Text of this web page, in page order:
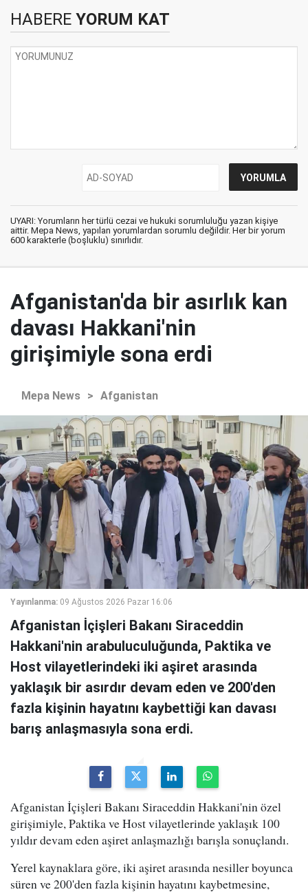
HABERE YORUM KAT
UYARI: Yorumların her türlü cezai ve hukuki sorumluluğu yazan kişiye
aittir. Mepa News, yapılan yorumlardan sorumlu değildir. Her bir yorum
600 karakterle (boşluklu) sınırlıdır.
Afganistan'da bir asırlık kan
davası Hakkani'nin
girişimiyle sona erdi
Mepa News > Afganistan
Yayınlanma: 09 Ağustos 2026 Pazar 16:06
Afganistan İçişleri Bakanı Siraceddin
Hakkani'nin arabuluculuğunda, Paktika ve
Host vilayetlerindeki iki aşiret arasında
yaklaşık bir asırdır devam eden ve 200'den
fazla kişinin hayatını kaybettiği kan davası
barış anlaşmasıyla sona erdi.
Afganistan İçişleri Bakanı Siraceddin Hakkani'nin özel
girişimiyle, Paktika ve Host vilayetlerinde yaklaşık 100
yıldır devam eden aşiret anlaşmazlığı barışla sonuçlandı.
Yerel kaynaklara göre, iki aşiret arasında nesiller boyunca
süren ve 200'den fazla kişinin hayatını kaybetmesine,